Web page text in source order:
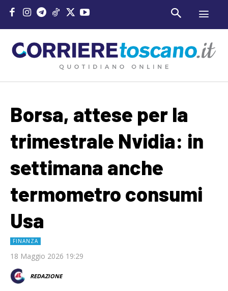
Borsa, attese per la
trimestrale Nvidia: in
settimana anche
termometro consumi
Usa
FINANZA
18 Maggio 2026 19:29
REDAZIONE